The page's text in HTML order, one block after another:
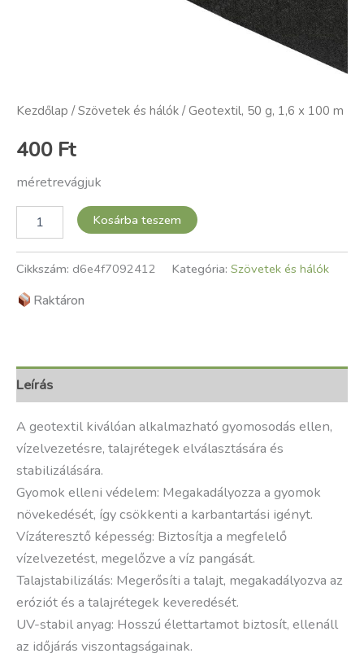
Kezdőlap /Szövetek és hálók / Geotextil, 50 g, 1,6 x 100 m
400 Ft
méretrevágjuk
Kosárba teszem
Cikkszám: d6e4f7092412 Kategória: Szövetek és hálók
Raktáron
Leírás
A geotextil kiválóan alkalmazható gyomosodás ellen,
vízelvezetésre, talajrétegek elválasztására és
stabilizálására.
Gyomok elleni védelem: Megakadályozza a gyomok
növekedését, így csökkenti a karbantartási igényt.
Vízáteresztő képesség: Biztosítja a megfelelő
vízelvezetést, megelőzve a víz pangását.
Talajstabilizálás: Megerősíti a talajt, megakadályozva az
eróziót és a talajrétegek keveredését.
UV-stabil anyag: Hosszú élettartamot biztosít, ellenáll
az időjárás viszontagságainak.